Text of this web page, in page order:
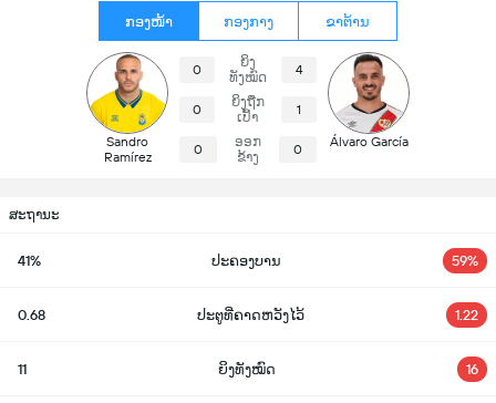
ກອງໜ້າ ກອງກາງ ຂາຕ້ານ
Sandro
Ramírez
0
ຍິງ
ທັງໝົດ
4
0
ຍິງຖືກ
ເປົ້າ
1
0
ອອກ
ຂ້າງ
0 Álvaro García
ສະຖານະ
41% ປະຄອງບານ 59%
0.68 ປະຕູທີ່ຄາດຫວັງໄວ້ 1.22
11 ຍິງທັງໝົດ 16